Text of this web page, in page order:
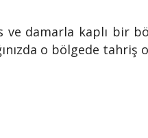
ve damarla kaplı bir
o bölgede